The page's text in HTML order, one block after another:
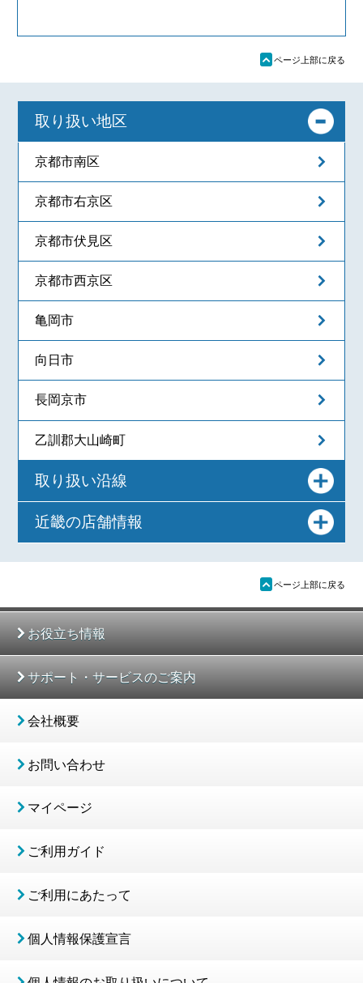
ü ページ上部に戻る
取り扱い地区
京都市南区
京都市右京区
京都市伏見区
京都市西京区
亀岡市
向日市
長岡京市
乙訓郡大山崎町
取り扱い沿線
近畿の店舗情報
ü ページ上部に戻る
お役立ち情報
サポート・サービスのご案内
会社概要
お問い合わせ
マイページ
ご利用ガイド
ご利用にあたって
個人情報保護宣言